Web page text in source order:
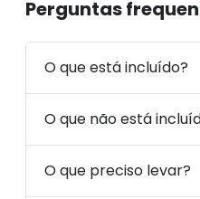
Perguntas
O que está incluído?
O que não está
O que preciso levar?